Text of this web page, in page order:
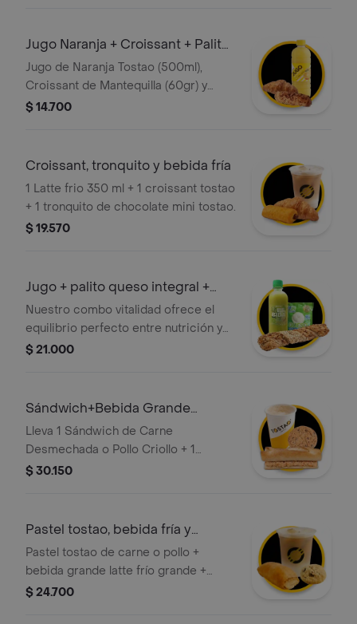
Jugo Naranja + Croissant + Palito
Q Mini
Jugo de Naranja Tostao (500ml),
Croissant de Mantequilla (60gr) y
Palito de Queso Mini
$ 14.700
Croissant, tronquito y bebida fría
1 Latte frio 350 ml + 1 croissant tostao
+ 1 tronquito de chocolate mini tostao.
$ 19.570
Jugo + palito queso integral +
queso
Nuestro combo vitalidad ofrece el
equilibrio perfecto entre nutrición y
sabor artesanal; incluye un palito de
un refrescante jugo verde o de
$ 21.000
Sándwich+Bebida Grande
Caliente+Galleta
Lleva 1 Sándwich de Carne
Desmechada o Pollo Criollo + 1
Cappuccino o Latte Grande Caliente
$ 30.150
Pastel tostao, bebida fría y
galleta
Pastel tostao de carne o pollo +
bebida grande latte frío grande +
galleta tostao de 50g de choco chips
$ 24.700